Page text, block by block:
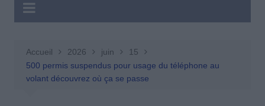
Accueil 2026 juin
15
500 permis suspendus pour usage du téléphone au
volant découvrez où ça se passe